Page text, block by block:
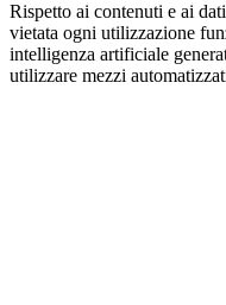
Rispetto ai contenuti e ai
vietata ogni utilizzazione
intelligenza artificiale
utilizzare mezzi